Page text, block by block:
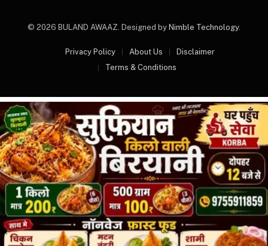
© 2026 BULAND AWAAZ. Designed by Nimble Technology.
Privacy Policy About Us
Disclaimer
Terms & Conditions